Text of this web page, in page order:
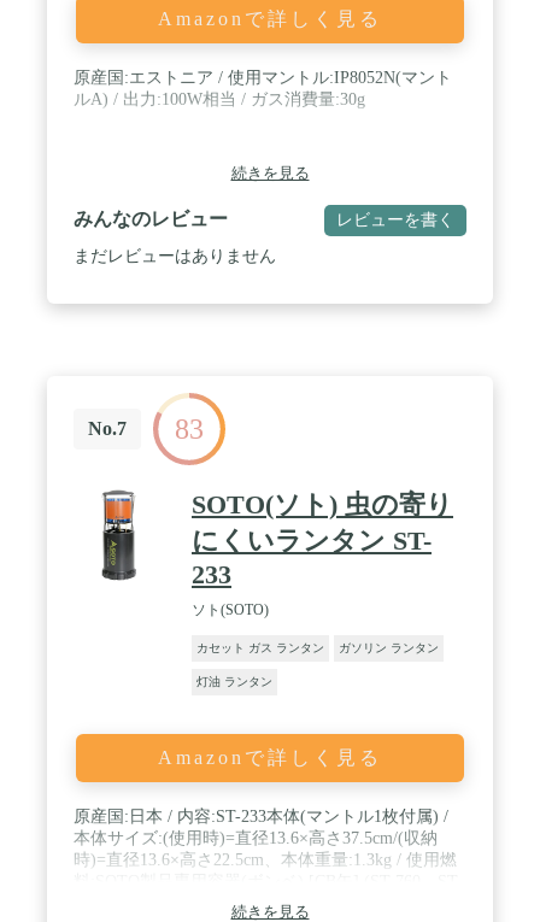
Amazonで詳しく見る
原産国:エストニア / 使用マントル:IP8052N(マント
ルA) / 出力:100W相当 / ガス消費量:30g
続きを見る
みんなのレビュー レビューを書く
まだレビューはありません
No.7 83
SOTO(ソト) 虫の寄り
にくいランタン ST-
233
ソト(SOTO)
カセット ガス ランタン ガソリン ランタン
灯油 ランタン
Amazonで詳しく見る
原産国:日本 / 内容:ST-233本体(マントル1枚付属) /
本体サイズ:(使用時)=直径13.6×高さ37.5cm/(収納
時)=直径13.6×高さ22.5cm、本体重量:1.3kg / 使用燃
700) / 照度:660ルクス(ST-760使用時)、使用時間:約3
続きを見る